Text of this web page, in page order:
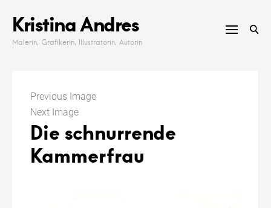
content
Kristina Andres
Malerin, Grafikerin, Illustratorin, Autorin
Previous Image
Next Image
Die schnurrende
Kammerfrau